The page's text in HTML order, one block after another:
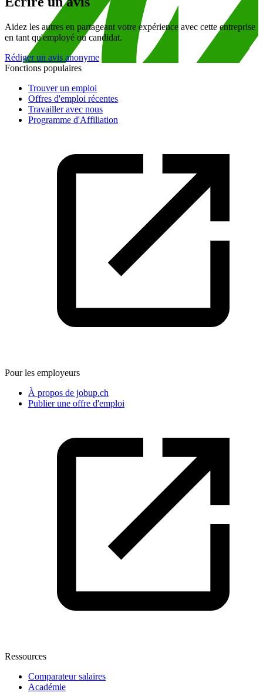
Aidez les autres en partageant votre expérience avec cette entreprise
en tant qu'employé ou candidat.
Rédiger un avis anonyme
Fonctions populaires
Trouver un emploi
Offres d'emploi récentes
Travailler avec nous
Programme d'Affiliation
Pour les employeurs
À propos de jobup.ch
Publier une offre d'emploi
Ressources
Comparateur salaires
Académie